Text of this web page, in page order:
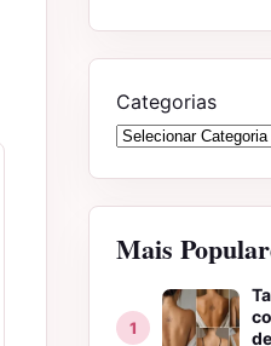
Categorias
Mais